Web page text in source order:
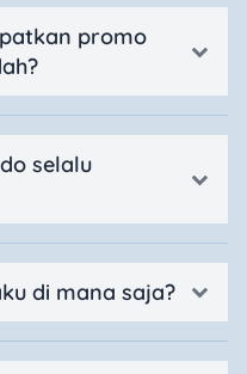
promo
selalu
di mana saja?